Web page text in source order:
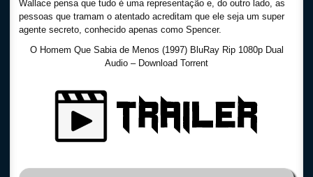
Wallace pensa que tudo é uma representação e, do outro lado, as
pessoas que tramam o atentado acreditam que ele seja um super
agente secreto, conhecido apenas como Spencer.
O Homem Que Sabia de Menos (1997) BluRay Rip 1080p Dual
Audio – Download Torrent